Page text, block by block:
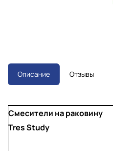
Описание Отзывы
Смесители на раковину
Tres Study